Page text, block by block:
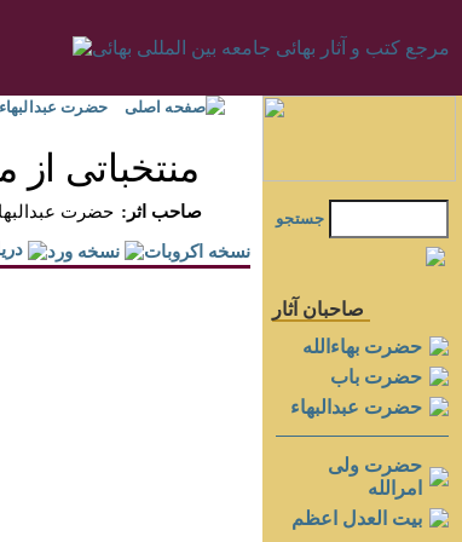
صفحه اصلی حضرت عبدالبهاء
منتخباتى از
حضرت
:صاحب اثر
جستجو
صاحبان آثار
حضرت بهاءالله
حضرت باب
حضرت عبدالبهاء
حضرت ولی
امرالله
بيت العدل اعظم